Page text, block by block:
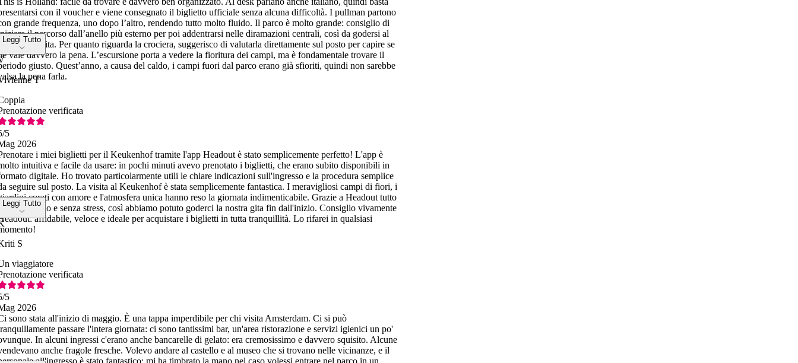
con il voucher e viene consegnato il biglietto ufficiale senza alcuna difficoltà. I pullman partono
grande frequenza, uno dopo l’altro, rendendo tutto molto fluido. Il parco è molto grande: consiglio di
il percorso dall’anello più esterno per poi addentrarsi nelle diramazioni centrali, così da godersi al
la visita. Per quanto riguarda la crociera, suggerisco di valutarla direttamente sul posto per capire se
vale davvero la pena. L’escursione porta a vedere la fioritura dei campi, ma è fondamentale trovare il
giusto. Quest’anno, a causa del caldo, i campi fuori dal parco erano già sfioriti, quindi non sarebbe
la pena farla.
Leggi Tutto
T
verificata
/5
2026
i miei biglietti per il Keukenhof tramite l'app Headout è stato semplicemente perfetto! L'app è
intuitiva e facile da usare: in pochi minuti avevo prenotato i biglietti, che erano subito disponibili in
digitale. Ho trovato particolarmente utili le chiare indicazioni sull'ingresso e la procedura semplice
seguire sul posto. La visita al Keukenhof è stata semplicemente fantastica. I meravigliosi campi di fiori, i
curati con amore e l'atmosfera unica hanno reso la giornata indimenticabile. Grazie a Headout tutto
andato liscio e senza stress, così abbiamo potuto goderci la nostra gita fin dall'inizio. Consiglio vivamente
affidabile, veloce e ideale per acquistare i biglietti in tutta tranquillità. Lo rifarei in qualsiasi
Leggi Tutto
S
viaggiatore
verificata
/5
2026
sono stata all'inizio di maggio. È una tappa imperdibile per chi visita Amsterdam. Ci si può
passare l'intera giornata: ci sono tantissimi bar, un'area ristorazione e servizi igienici un po'
In alcuni ingressi c'erano anche bancarelle di gelato: era cremosissimo e davvero squisito. Alcune
anche fragole fresche. Volevo andare al castello e al museo che si trovano nelle vicinanze, e il